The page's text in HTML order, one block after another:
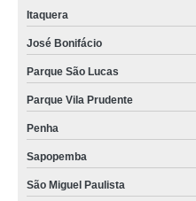
Itaquera
José Bonifácio
Parque São Lucas
Parque Vila Prudente
Penha
Sapopemba
São Miguel Paulista